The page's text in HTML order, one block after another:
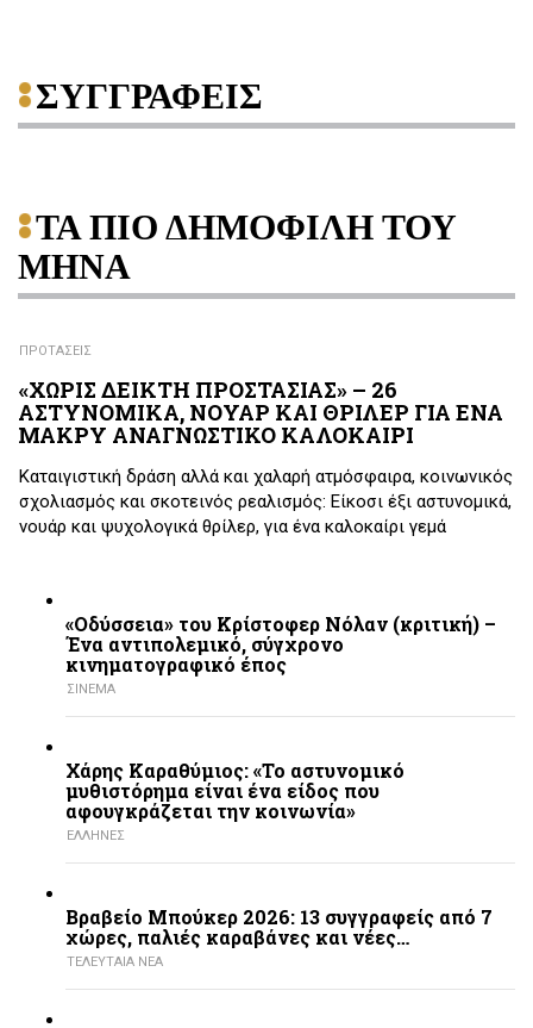
ΣΥΓΓΡΑΦΕΙΣ
ΤΑ ΠΙΟ ΔΗΜΟΦΙΛΗ ΤΟΥ
ΜΗΝΑ
ΠΡΟΤΑΣΕΙΣ
«ΧΩΡΙΣ ΔΕΙΚΤΗ ΠΡΟΣΤΑΣΙΑΣ» – 26
ΑΣΤΥΝΟΜΙΚΑ, ΝΟΥΑΡ ΚΑΙ ΘΡΙΛΕΡ ΓΙΑ ΕΝΑ
ΜΑΚΡΥ ΑΝΑΓΝΩΣΤΙΚΟ ΚΑΛΟΚΑΙΡΙ
Καταιγιστική δράση αλλά και χαλαρή ατμόσφαιρα, κοινωνικός
σχολιασμός και σκοτεινός ρεαλισμός: Είκοσι έξι αστυνομικά,
νουάρ και ψυχολογικά θρίλερ, για ένα καλοκαίρι γεμά
«Οδύσσεια» του Κρίστοφερ Νόλαν (κριτική) –
Ένα αντιπολεμικό, σύγχρονο
κινηματογραφικό έπος
ΣΙΝΕΜΑ
Χάρης Καραθύμιος: «Το αστυνομικό
μυθιστόρημα είναι ένα είδος που
αφουγκράζεται την κοινωνία»
ΕΛΛΗΝΕΣ
Βραβείο Μπούκερ 2026: 13 συγγραφείς από 7
χώρες, παλιές καραβάνες και νέες…
ΤΕΛΕΥΤΑΙΑ ΝΕΑ